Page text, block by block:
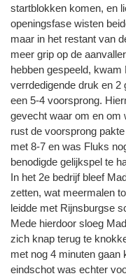
startblokken komen, en
openingsfase wisten
maar in het restant van
meer grip op de
hebben gespeeld,
verrdedigende druk en
een 5-4 voorsprong.
gevecht waar om en om
rust de voorsprong
met 8-7 en was Fluks
benodigde gelijkspel te
In het 2e bedrijf bleef
zetten, wat meermalen
leidde met Rijnsburgse
Mede hierdoor sloeg
zich knap terug te
met nog 4 minuten gaan
eindschot was echter